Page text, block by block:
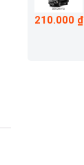
210.000 ₫